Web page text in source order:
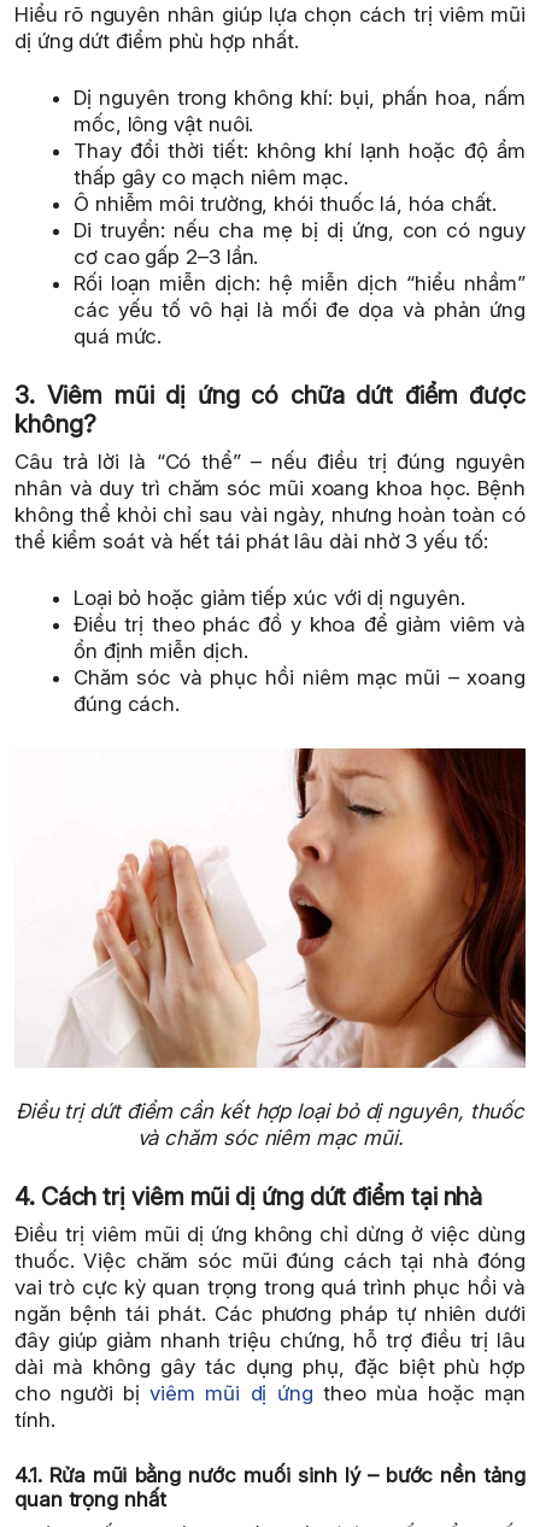
Hiểu rõ nguyên nhân giúp lựa chọn cách trị viêm mũi
dị ứng dứt điểm phù hợp nhất.
Dị nguyên trong không khí: bụi, phấn hoa, nấm
mốc, lông vật nuôi.
Thay đổi thời tiết: không khí lạnh hoặc độ ẩm
thấp gây co mạch niêm mạc.
Ô nhiễm môi trường, khói thuốc lá, hóa chất.
Di truyền: nếu cha mẹ bị dị ứng, con có nguy
cơ cao gấp 2–3 lần.
Rối loạn miễn dịch: hệ miễn dịch “hiểu nhầm”
các yếu tố vô hại là mối đe dọa và phản ứng
quá mức.
3. Viêm mũi dị ứng có chữa dứt điểm được
không?
Câu trả lời là “Có thể” – nếu điều trị đúng nguyên
nhân và duy trì chăm sóc mũi xoang khoa học. Bệnh
không thể khỏi chỉ sau vài ngày, nhưng hoàn toàn có
thể kiểm soát và hết tái phát lâu dài nhờ 3 yếu tố:
Loại bỏ hoặc giảm tiếp xúc với dị nguyên.
Điều trị theo phác đồ y khoa để giảm viêm và
ổn định miễn dịch.
Chăm sóc và phục hồi niêm mạc mũi – xoang
đúng cách.
Điều trị dứt điểm cần kết hợp loại bỏ dị nguyên, thuốc
và chăm sóc niêm mạc mũi.
4. Cách trị viêm mũi dị ứng dứt điểm tại nhà
Điều trị viêm mũi dị ứng không chỉ dừng ở việc dùng
thuốc. Việc chăm sóc mũi đúng cách tại nhà đóng
vai trò cực kỳ quan trọng trong quá trình phục hồi và
ngăn bệnh tái phát. Các phương pháp tự nhiên dưới
đây giúp giảm nhanh triệu chứng, hỗ trợ điều trị lâu
dài mà không gây tác dụng phụ, đặc biệt phù hợp
cho người bịviêm mũi dị ứng theo mùa hoặc mạn
tính.
4.1. Rửa mũi bằng nước muối sinh lý – bước nền tảng
quan trọng nhất